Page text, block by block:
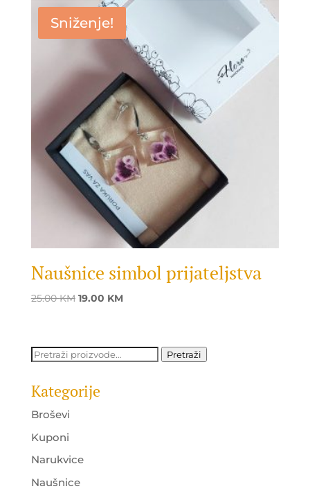
Sniženje!
Naušnice simbol prijateljstva
25.00KM Original
25.00 KM.
19.00 KMCurrent
19.00 KM.
Pretraži: Pretraži
Kategorije
Broševi
Kuponi
Narukvice
Naušnice